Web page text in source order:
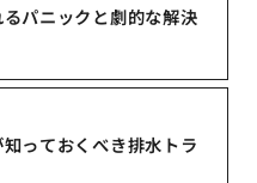
パニックと劇的な解決
っておくべき排水トラ